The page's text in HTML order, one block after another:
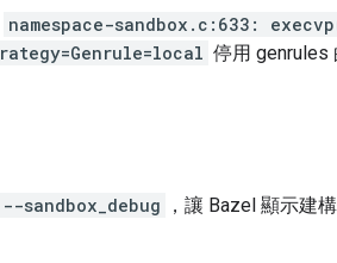
namespace-sandbox.c:633:
停用 genrules
--sandbox_debug
，讓 Bazel 顯示建